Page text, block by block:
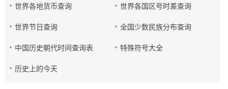
世界各地货币查询 世界各国区号时差查询
世界节日查询 全国少数民族分布查询
中国历史朝代时间查询表 特殊符号大全
历史上的今天